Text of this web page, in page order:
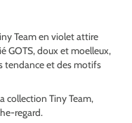
Team en violet attire
GOTS, doux et moelleux,
tendance et des motifs
collection Tiny Team,
regard.